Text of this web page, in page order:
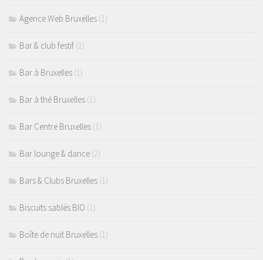
Agence Web Bruxelles (1)
Bar & club festif (1)
Bar à Bruxelles (1)
Bar à thé Bruxelles (1)
Bar Centre Bruxelles (1)
Bar lounge & dance (2)
Bars & Clubs Bruxelles (1)
Biscuits sablés BIO (1)
Boîte de nuit Bruxelles (1)